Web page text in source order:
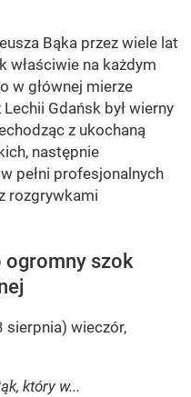
Bąka przez wiele lat
właściwie na każdym
w głównej mierze
Gdańsk był wierny
z ukochaną
następnie
pełni profesjonalnych
rozgrywkami
ogromny szok
sierpnia) wieczór,
który w...